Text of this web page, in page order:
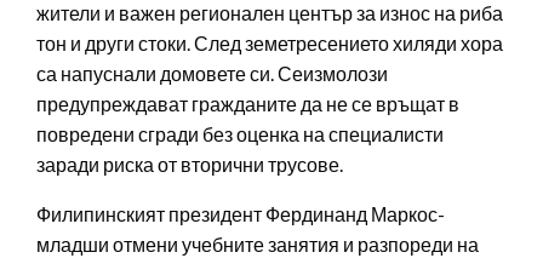
жители и важен регионален център за износ на риба
тон и други стоки. След земетресението хиляди хора
са напуснали домовете си. Сеизмолози
предупреждават гражданите да не се връщат в
повредени сгради без оценка на специалисти
заради риска от вторични трусове.
Филипинският президент Фердинанд Маркос-
младши отмени учебните занятия и разпореди на